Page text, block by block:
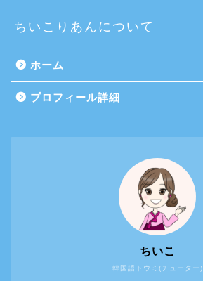
ちいこりあんについて
ホーム
プロフィール詳細
韓国語トウミ(チューター)
ちいこ